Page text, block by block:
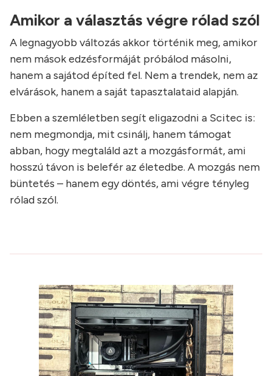
Amikor a választás végre rólad szól
A legnagyobb változás akkor történik meg, amikor
nem mások edzésformáját próbálod másolni,
hanem a sajátod építed fel. Nem a trendek, nem az
elvárások, hanem a saját tapasztalataid alapján.
Ebben a szemléletben segít eligazodni a Scitec is:
nem megmondja, mit csinálj, hanem támogat
abban, hogy megtaláld azt a mozgásformát, ami
hosszú távon is belefér az életedbe. A mozgás nem
büntetés – hanem egy döntés, ami végre tényleg
rólad szól.